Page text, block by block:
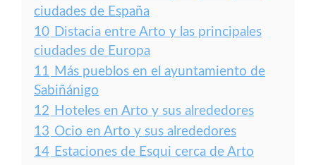
ciudades de España
10 Distacia entre Arto y las principales
ciudades de Europa
11 Más pueblos en el ayuntamiento de
Sabiñánigo
12 Hoteles en Arto y sus alrededores
13 Ocio en Arto y sus alrededores
14 Estaciones de Esqui cerca de Arto